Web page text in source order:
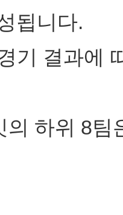
됩니다.
기 결과에
하위 8팀